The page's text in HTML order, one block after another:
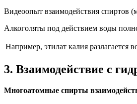
Видеоопыт взаимодействия спиртов
Алкоголяты под действием воды
Например, этилат калия разлагается
3. Взаимодействие с
Многоатомные спирты